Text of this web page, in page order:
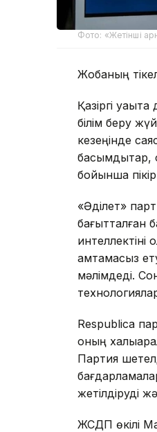
Фото: «Жетінші
Жобаның
Қазіргі
білім беру
кезеңінде
басымдықтар,
бойынша
«Әділет»
бағытталған
интеллектіні
қамтамасыз
мәлімдеді.
Respublica
оның
Партия
жетілдіруді
ЖСДП өкілі